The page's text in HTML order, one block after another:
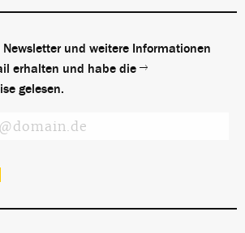
und weitere Informationen
erhalten und habe die
gelesen.